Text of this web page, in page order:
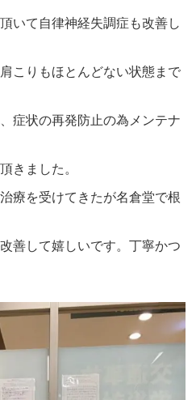
いて自律神経失調症も改善し
こりもほとんどない状態まで
症状の再発防止の為メンテナ
きました。
療を受けてきたが名倉堂で根
善して嬉しいです。丁寧かつ